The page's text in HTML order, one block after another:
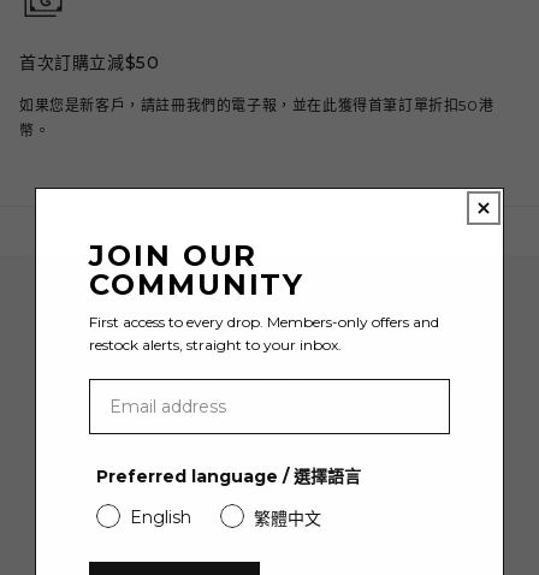
首次訂購立減$50
如果您是新客戶，請註冊我們的電子報，並在此獲得首筆訂單折扣50港
幣。
加入 GROCERY 社群
電子郵件
JOIN OUR
COMMUNITY
First access to every drop. Members-only offers and
restock alerts, straight to your inbox.
Preferred language / 選擇語言
English
繁體中文